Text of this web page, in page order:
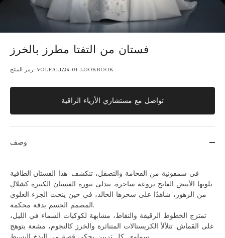
فستان من التفتا مطرز بالخرز
رمز المنتج: VOLFALL24-01-LOOKBOOK
تواصل مع مستشاري الأزياء الراقية
وصف
في سمفونية من الفخامة والتصقل، تنكشف هذا الفستان الطافية
بلونها الأبيض الفاتح بروعة ساحرة. يتدلى تنورة الفستان الكبيرة كشلال
من الزهور، شاهدًا على سحرها الخالد، في حين ينحت الجزء العلوي
المصمم الجسم بدقة محكمة.
تمتزج الخطوط الرقيقة والنقاط، مشابهة لكوكبات السماء في الليل،
على القماش. تتلألأ الكريستالات المتناثرة والخرز كالنجوم، مشعة بتوهج